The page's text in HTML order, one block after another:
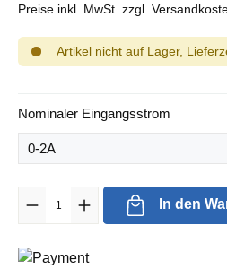
Preise inkl. MwSt. zzgl.
Artikel nicht auf Lager,
Nominaler Eingangsstrom
Produkt Anzahl: Gib den
In den